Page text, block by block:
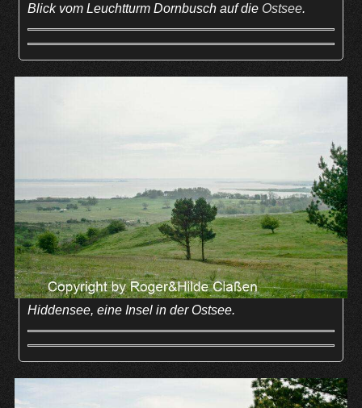
Blick vom Leuchtturm Dornbusch auf die Ostsee.
Hiddensee, eine Insel in der Ostsee.